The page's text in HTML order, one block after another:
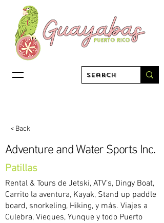
< Back
Adventure and Water Sports Inc.
Patillas
Rental & Tours de Jetski, ATV’s, Dingy Boat,
Carrito la aventura, Kayak, Stand up paddle
board, snorkeling, Hiking, y más. Viajes a
Culebra, Vieques, Yunque y todo Puerto